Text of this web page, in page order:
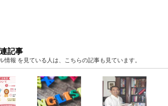
記事
報 を見ている人は、こちらの記事も見ています。